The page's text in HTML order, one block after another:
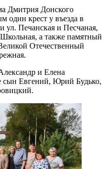
Дмитрия Донского
один крест у въезда в
ул. Печанская и Песчаная,
а также памятный
Отечественный
и Елена
сын Евгений, Юрий Будько,